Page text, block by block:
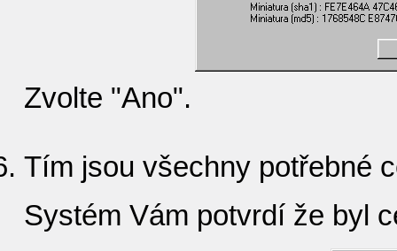
Zvolte "Ano".
Tím jsou všechny potřebné
Systém Vám potvrdí že byl